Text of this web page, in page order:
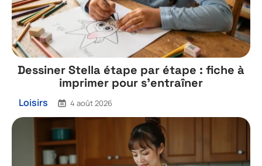
Dessiner Stella étape par étape : fiche à
imprimer pour s’entraîner
Loisirs 4 août 2026